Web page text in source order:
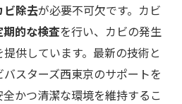
ビ除去が必要不可欠です。カビ
期的な検査を行い、カビの発生
供しています。最新の技術と
スターズ西東京のサポートを
かつ清潔な環境を維持するこ